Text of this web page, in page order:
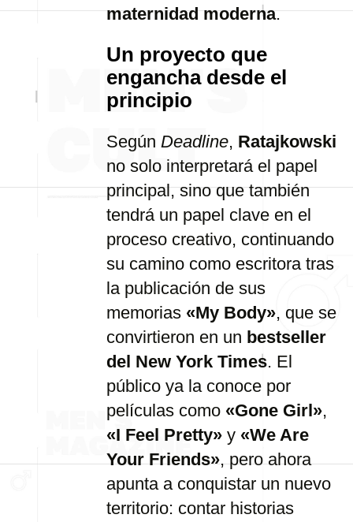
maternidad moderna.
Un proyecto que
engancha desde el
principio
Según Deadline, Ratajkowski
no solo interpretará el papel
principal, sino que también
tendrá un papel clave en el
proceso creativo, continuando
su camino como escritora tras
la publicación de sus
memorias «My Body», que se
convirtieron en un bestseller
del New York Times. El
público ya la conoce por
películas como «Gone Girl»,
«I Feel Pretty» y «We Are
Your Friends», pero ahora
apunta a conquistar un nuevo
territorio: contar historias